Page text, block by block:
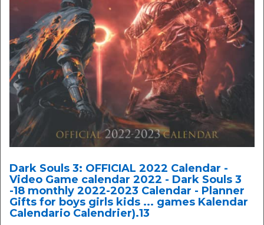
Dark Souls 3: OFFICIAL 2022 Calendar -
Video Game calendar 2022 - Dark Souls 3
-18 monthly 2022-2023 Calendar - Planner
Gifts for boys girls kids ... games Kalendar
Calendario Calendrier).13